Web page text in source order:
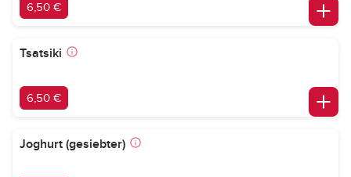
6,50 €
Tsatsiki
6,50 €
Joghurt (gesiebter)